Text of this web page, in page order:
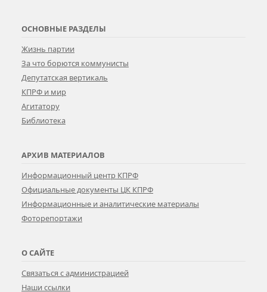
ОСНОВНЫЕ РАЗДЕЛЫ
Жизнь партии
За что борются коммунисты
Депутатская вертикаль
КПРФ и мир
Агитатору
Библиотека
АРХИВ МАТЕРИАЛОВ
Информационный центр КПРФ
Официальные документы ЦК КПРФ
Информационные и аналитические материалы
Фоторепортажи
О САЙТЕ
Связаться с администрацией
Наши ссылки